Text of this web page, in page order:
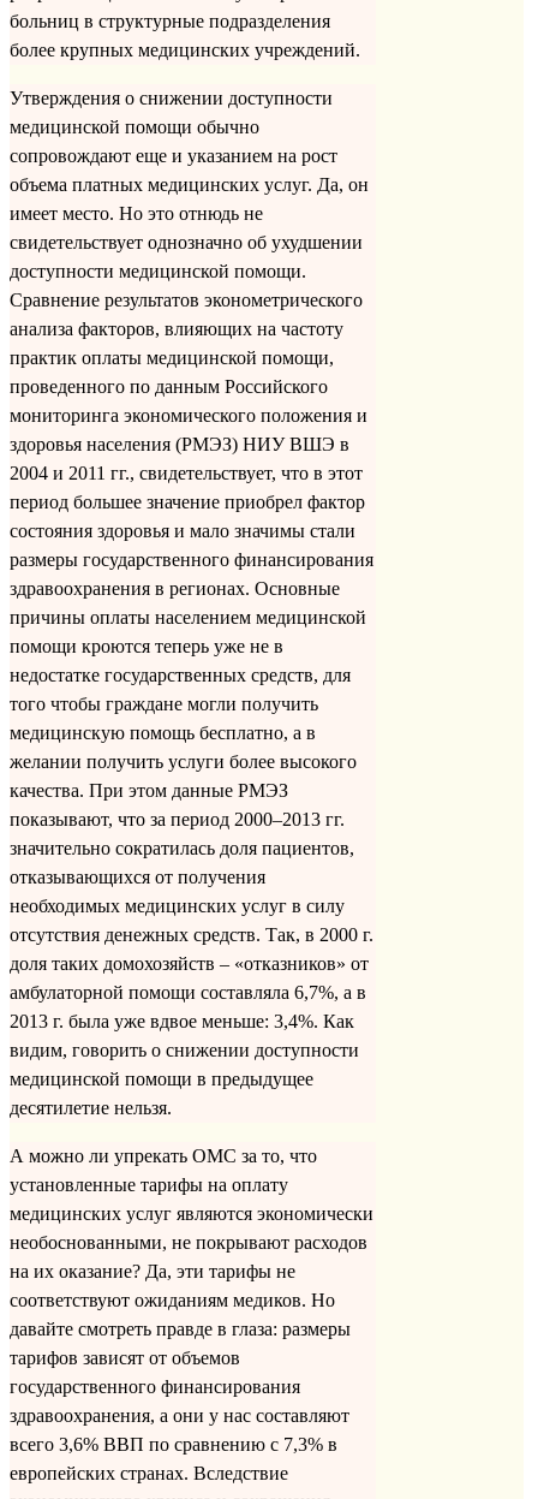
больниц в структурные подразделения
более крупных медицинских учреждений.
Утверждения о снижении доступности
медицинской помощи обычно
сопровождают еще и указанием на рост
объема платных медицинских услуг. Да, он
имеет место. Но это отнюдь не
свидетельствует однозначно об ухудшении
доступности медицинской помощи.
Сравнение результатов эконометрического
анализа факторов, влияющих на частоту
практик оплаты медицинской помощи,
проведенного по данным Российского
мониторинга экономического положения и
здоровья населения (РМЭЗ) НИУ ВШЭ в
2004 и 2011 гг., свидетельствует, что в этот
период большее значение приобрел фактор
состояния здоровья и мало значимы стали
размеры государственного финансирования
здравоохранения в регионах. Основные
причины оплаты населением медицинской
помощи кроются теперь уже не в
недостатке государственных средств, для
того чтобы граждане могли получить
медицинскую помощь бесплатно, а в
желании получить услуги более высокого
качества. При этом данные РМЭЗ
показывают, что за период 2000–2013 гг.
значительно сократилась доля пациентов,
отказывающихся от получения
необходимых медицинских услуг в силу
отсутствия денежных средств. Так, в 2000 г.
доля таких домохозяйств – «отказников» от
амбулаторной помощи составляла 6,7%, а в
2013 г. была уже вдвое меньше: 3,4%. Как
видим, говорить о снижении доступности
медицинской помощи в предыдущее
десятилетие нельзя.
А можно ли упрекать ОМС за то, что
установленные тарифы на оплату
медицинских услуг являются экономически
необоснованными, не покрывают расходов
на их оказание? Да, эти тарифы не
соответствуют ожиданиям медиков. Но
давайте смотреть правде в глаза: размеры
тарифов зависят от объемов
государственного финансирования
здравоохранения, а они у нас составляют
всего 3,6% ВВП по сравнению с 7,3% в
европейских странах. Вследствие